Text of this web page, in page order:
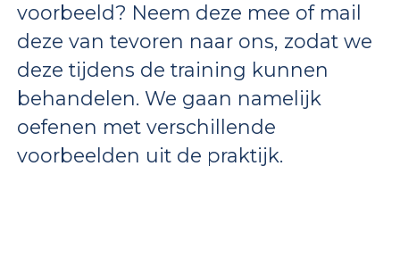
voorbeeld? Neem deze mee of mail
deze van tevoren naar ons, zodat we
deze tijdens de training kunnen
behandelen. We gaan namelijk
oefenen met verschillende
voorbeelden uit de praktijk.